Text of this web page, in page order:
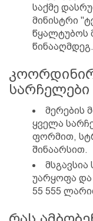
საქმე
მინისტრი
წყალტუბოს
წინააღმდეგ.
სარჩელები
მერების
ყველა
ფორმით,
შინაარსით.
უარყოფა და
55 555